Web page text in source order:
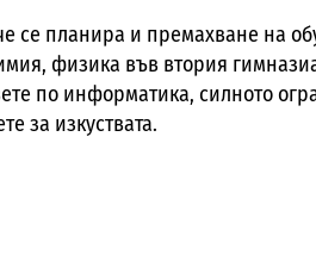
се планира и премахване на
физика във втория
по информатика, силното
за изкуствата.